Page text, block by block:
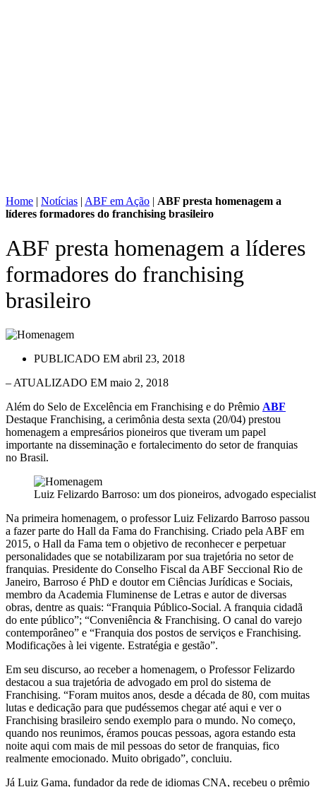
Home | Notícias | ABF em Ação | ABF presta homenagem a
líderes formadores do franchising brasileiro
ABF presta homenagem a líderes
formadores do franchising
brasileiro
PUBLICADO EM abril 23, 2018
– ATUALIZADO EM maio 2, 2018
Além do Selo de Excelência em Franchising e do Prêmio ABF
Destaque Franchising, a cerimônia desta sexta (20/04) prestou
homenagem a empresários pioneiros que tiveram um papel
importante na disseminação e fortalecimento do setor de franquias
no Brasil.
Luiz Felizardo Barroso: um dos pioneiros, advogado
Na primeira homenagem, o professor Luiz Felizardo Barroso passou
a fazer parte do Hall da Fama do Franchising. Criado pela ABF em
2015, o Hall da Fama tem o objetivo de reconhecer e perpetuar
personalidades que se notabilizaram por sua trajetória no setor de
franquias. Presidente do Conselho Fiscal da ABF Seccional Rio de
Janeiro, Barroso é PhD e doutor em Ciências Jurídicas e Sociais,
membro da Academia Fluminense de Letras e autor de diversas
obras, dentre as quais: “Franquia Público-Social. A franquia cidadã
do ente público”; “Conveniência & Franchising. O canal do varejo
contemporâneo” e “Franquia dos postos de serviços e Franchising.
Modificações à lei vigente. Estratégia e gestão”.
Em seu discurso, ao receber a homenagem, o Professor Felizardo
destacou a sua trajetória de advogado em prol do sistema de
Franchising. “Foram muitos anos, desde a década de 80, com muitas
lutas e dedicação para que pudéssemos chegar até aqui e ver o
Franchising brasileiro sendo exemplo para o mundo. No começo,
quando nos reunimos, éramos poucas pessoas, agora estando esta
noite aqui com mais de mil pessoas do setor de franquias, fico
realmente emocionado. Muito obrigado”, concluiu.
Já Luiz Gama, fundador da rede de idiomas CNA, recebeu o prêmio